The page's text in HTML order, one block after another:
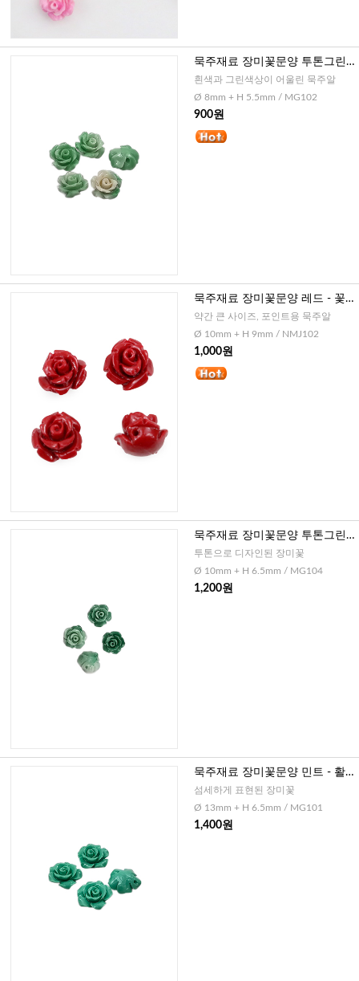
묵주재료 장미꽃문양 투톤그린 -
활짝핀 형, 8mm
흰색과 그린색상이 어울린 묵주알
Ø 8mm + H 5.5mm / MG102
900원
묵주재료 장미꽃문양 레드 - 꽃
봉우리형, 10mm
약간 큰 사이즈, 포인트용 묵주알
Ø 10mm + H 9mm / NMJ102
1,000원
묵주재료 장미꽃문양 투톤그린 -
활짝핀 형, 10mm
투톤으로 디자인된 장미꽃
Ø 10mm + H 6.5mm / MG104
1,200원
묵주재료 장미꽃문양 민트 - 활
짝핀 형, 13mm
섬세하게 표현된 장미꽃
Ø 13mm + H 6.5mm / MG101
1,400원